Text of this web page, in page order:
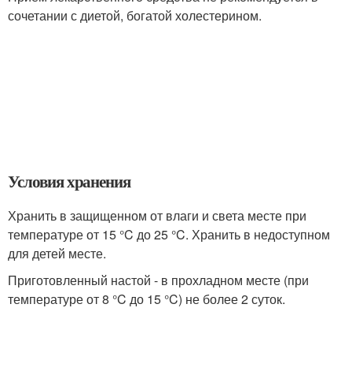
сочетании с диетой, богатой холестерином.
Условия хранения
Хранить в защищенном от влаги и света месте при
температуре от 15 °C до 25 °C. Хранить в недоступном
для детей месте.
Приготовленный настой - в прохладном месте (при
температуре от 8 °C до 15 °C) не более 2 суток.